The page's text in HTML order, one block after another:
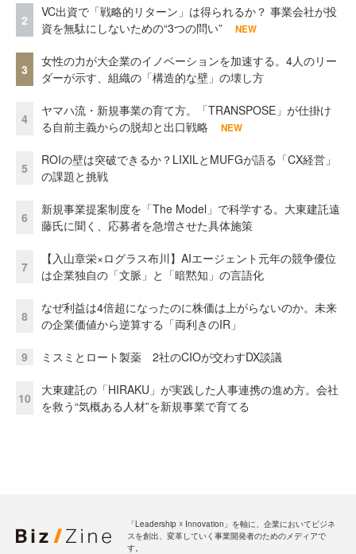
2
VC出資で「戦略的リターン」は得られるか？ 事業会社が投
資を無駄にしないための“3つの問い”
NEW
3
女性の力が大企業のイノベーションを加速する。4人のリー
ダーが示す、組織の「構造的な壁」の壊し方
4
ヤマハ流・新規事業の育て方。「TRANSPOSE」が仕掛け
る自前主義からの脱却と出口戦略
NEW
5
ROIの壁は突破できるか？LIXILとMUFGが語る「CX経営」
の課題と挑戦
6
新規事業提案制度を「The Model」で科学する。大東建託遠
藤氏に聞く、応募者を急増させた具体施策
7
【入山章栄×ログラス布川】AIエージェント元年の競争優位
は企業独自の「文脈」と「暗黙知」の言語化
8
なぜ利益は4倍超になったのに株価は上がらないのか。未来
の企業価値から逆算する「両利きのIR」
9 ミスミとロート製薬 2社のCIOが交わすDX談議
10
大東建託の「HIRAKU」が実践した人事連携の進め方。会社
を救う“気概ある人材”を新規事業で育てる
「Leadership ☓ Innovation」を軸に、企業においてビジネ
スを創出、変革していく事業開発者のためのメディアで
す。